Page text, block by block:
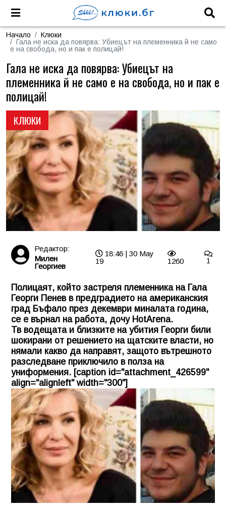
Начало
Клюки
Гала не иска да повярва: Убиецът на племенника й не само
е на свобода, но и пак е полицай!
КЛЮКИ
Гала не иска да повярва: Убиецът на
племенника й не само е на свобода, но и пак е
полицай!
Редактор:
Милен
Георгиев
18:46 | 30 May
19
1260 1
Полицаят, който застреля племенника на Гала
Георги Пенев в предградието на американския
град Бъфало през декември миналата година,
се е върнал на работа, дочу HotArena.
Тв водещата и близките на убития Георги били
шокирани от решението на щатските власти, но
нямали какво да направят, защото вътрешното
разследване приключило в полза на
униформения. [caption id="attachment_426599"
align="alignleft" width="300"]